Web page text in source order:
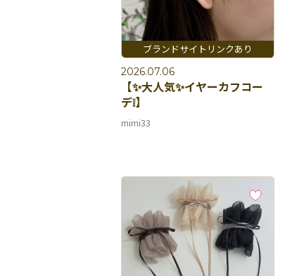
2026.07.06
【✨大人気✨イヤーカフコー
デ❕】
mimi33